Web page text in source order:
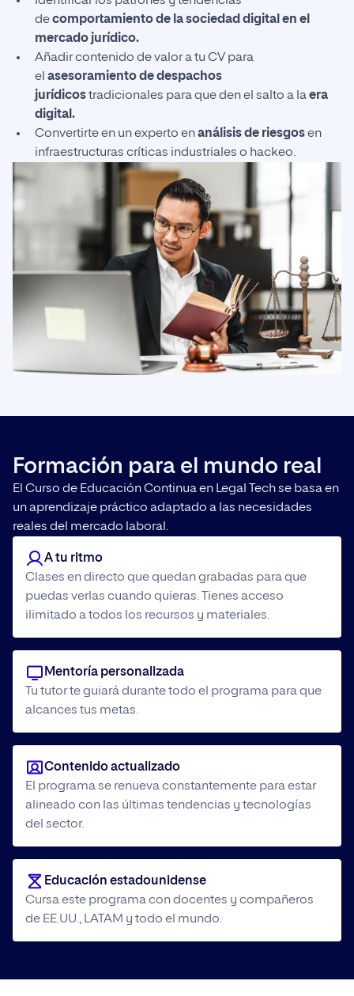
decomportamiento de la sociedad digital en el
mercado jurídico.
Añadir contenido de valor a tu CV para
el asesoramiento de despachos
jurídicostradicionales para que den el salto a laera
digital.
Convertirte en un experto enanálisis de riesgosen
infraestructuras críticas industriales o hackeo.
Formación para el mundo real
El Curso de Educación Continua en Legal Tech se basa en
un aprendizaje práctico adaptado a las necesidades
reales del mercado laboral.
A tu ritmo
Clases en directo que quedan grabadas para que
puedas verlas cuando quieras. Tienes acceso
ilimitado a todos los recursos y materiales.
Mentoría personalizada
Tu tutor te guiará durante todo el programa para que
alcances tus metas.
Contenido actualizado
El programa se renueva constantemente para estar
alineado con las últimas tendencias y tecnologías
del sector.
Educación estadounidense
Cursa este programa con docentes y compañeros
de EE.UU., LATAM y todo el mundo.